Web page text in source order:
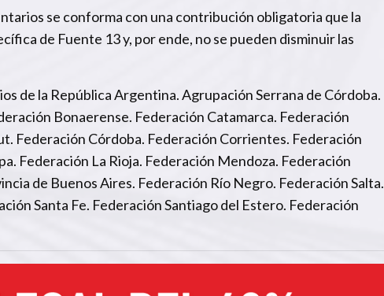
se conforma con una contribución obligatoria que la
de Fuente 13 y, por ende, no se pueden disminuir las
de la República Argentina. Agrupación Serrana de Córdoba.
Bonaerense. Federación Catamarca. Federación
Federación Córdoba. Federación Corrientes. Federación
Federación La Rioja. Federación Mendoza. Federación
de Buenos Aires. Federación Río Negro. Federación Salta.
Santa Fe. Federación Santiago del Estero. Federación